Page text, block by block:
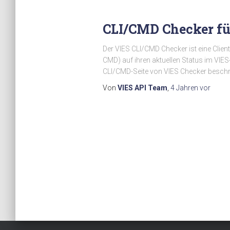
CLI/CMD Checker
Der VIES CLI/CMD Checker ist eine
CMD) auf ihren aktuellen Status im
CLI/CMD-Seite von VIES Checker
Von VIES API Team 4 Jahren vor